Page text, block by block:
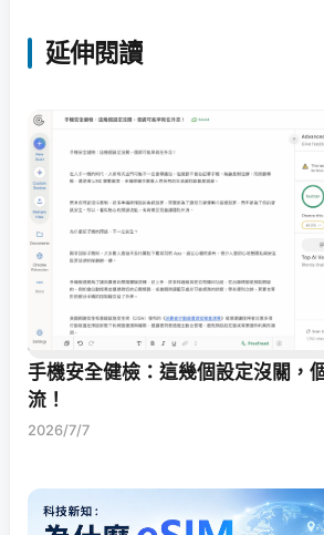
延伸閱讀
手機安全健檢：這幾個設定沒關，
流！
2026/7/7